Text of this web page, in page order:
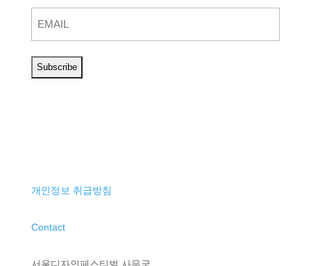
개인정보 취급방침
Contact
서울디자인페스티벌 사무국